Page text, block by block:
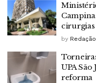
cirurgias
by Redação
UPA São
reforma